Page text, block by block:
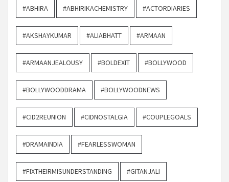
#ABHIRA #ABHIRIKACHEMISTRY #ACTORDIARIES
#AKSHAYKUMAR #ALIABHATT #ARMAAN
#ARMAANJEALOUSY #BOLDEXIT #BOLLYWOOD
#BOLLYWOODDRAMA #BOLLYWOODNEWS
#CID2REUNION #CIDNOSTALGIA #COUPLEGOALS
#DRAMAINDIA #FEARLESSWOMAN
#FIXTHEIRMISUNDERSTANDING #GITANJALI